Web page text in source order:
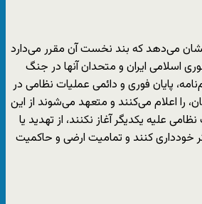
می‌دهد که بند نخست آن مقرر می‌دارد
اسلامی ایران و متحدان آنها در جنگ
پایان فوری و دائمی عملیات نظامی در
را اعلام می‌کنند و متعهد می‌شوند از این
علیه یکدیگر آغاز نکنند، از تهدید یا
خودداری کنند و تمامیت ارضی و حاکمیت